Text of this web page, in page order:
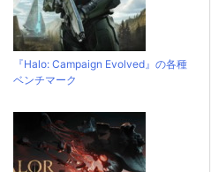
『Halo: Campaign Evolved』の各種
ベンチマーク